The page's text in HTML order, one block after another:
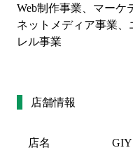
Web制作事業、マーケ
ネットメディア事業
レル事業
店舗情報
店名